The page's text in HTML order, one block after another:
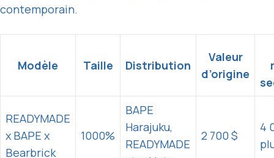
contemporain.
Modèle Taille Distribution
Valeur
d’origine
READYMADE
x BAPE x
Bearbrick
1000%
BAPE
Harajuku,
READYMADE
2 700 $
4